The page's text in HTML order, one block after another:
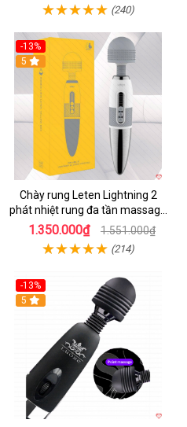
(240)
-13%
5
Chày rung Leten Lightning 2
phát nhiệt rung đa tần massage
toàn thân kích thích
1.350.000₫ 1.551.000₫
(214)
-13%
5